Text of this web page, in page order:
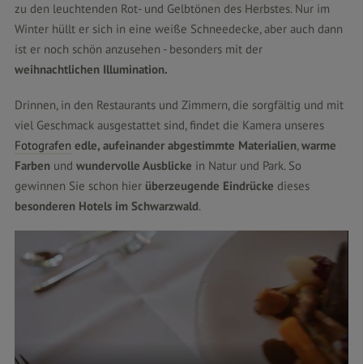
zu den leuchtenden Rot- und Gelbtönen des Herbstes. Nur im
Winter hüllt er sich in eine weiße Schneedecke, aber auch dann
ist er noch schön anzusehen - besonders mit der
weihnachtlichen Illumination.
Drinnen, in den Restaurants und Zimmern, die sorgfältig und mit
viel Geschmack ausgestattet sind, findet die Kamera unseres
Fotografen edle, aufeinander abgestimmte Materialien,warme
Farben undwundervolle Ausblicke in Natur und Park. So
gewinnen Sie schon hier überzeugende Eindrücke dieses
besonderen Hotels im Schwarzwald.